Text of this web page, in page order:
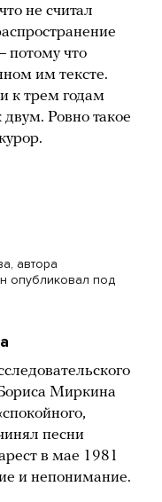
не считал
что
им тексте.
к трем годам
Ровно такое
автора
опубликовал под
Миркина
песни
в мае 1981
и непонимание.